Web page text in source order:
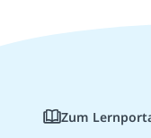
Zum